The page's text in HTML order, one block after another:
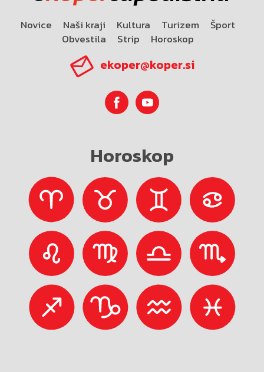
Novice Naši kraji Kultura Turizem
Šport
Obvestila
Strip Horoskop
ekoper@koper.si
Horoskop